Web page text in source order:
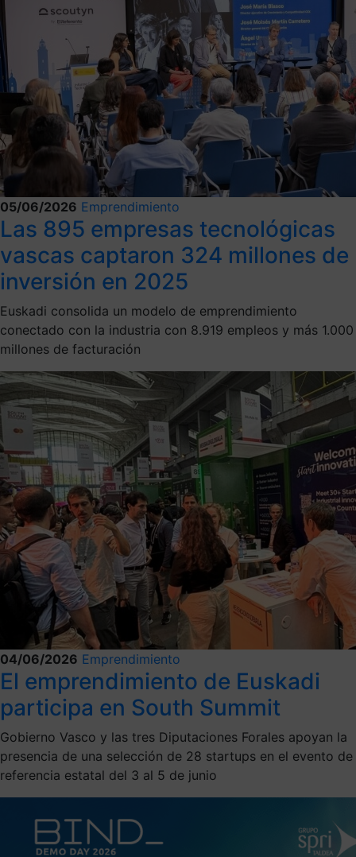
05/06/2026 Emprendimiento
Las 895 empresas tecnológicas
vascas captaron 324 millones de
inversión en 2025
Euskadi consolida un modelo de emprendimiento
conectado con la industria con 8.919 empleos y más 1.000
millones de facturación
04/06/2026 Emprendimiento
El emprendimiento de Euskadi
participa en South Summit
Gobierno Vasco y las tres Diputaciones Forales apoyan la
presencia de una selección de 28 startups en el evento de
referencia estatal del 3 al 5 de junio